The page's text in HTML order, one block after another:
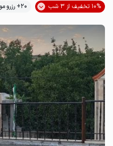
10% تخفیف از 3 شب
20+ رزرو موفق